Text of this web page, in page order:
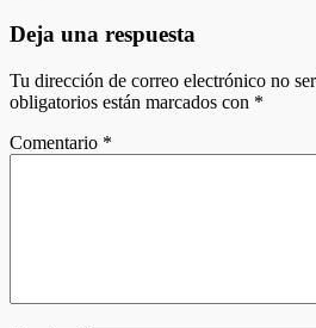
Deja una respuesta
Tu dirección de correo electrónico no
obligatorios están marcados con *
Comentario *